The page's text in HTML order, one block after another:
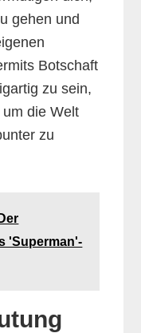
gehen und
Botschaft
zu sein,
die Welt
zu
'Superman'-